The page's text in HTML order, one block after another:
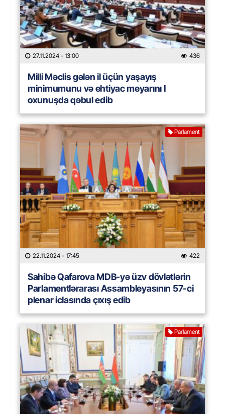
27.11.2024 - 13:00 436
Milli Məclis gələn il üçün yaşayış
minimumunu və ehtiyac meyarını I
oxunuşda qəbul edib
Parlament
22.11.2024 - 17:45 422
Sahibə Qafarova MDB-yə üzv dövlətlərin
Parlamentlərarası Assambleyasının 57-ci
plenar iclasında çıxış edib
Parlament